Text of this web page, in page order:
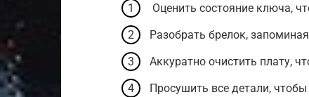
Оценить состояние ключа,
Разобрать брелок,
Аккуратно очистить плату,
Просушить все детали, чтобы